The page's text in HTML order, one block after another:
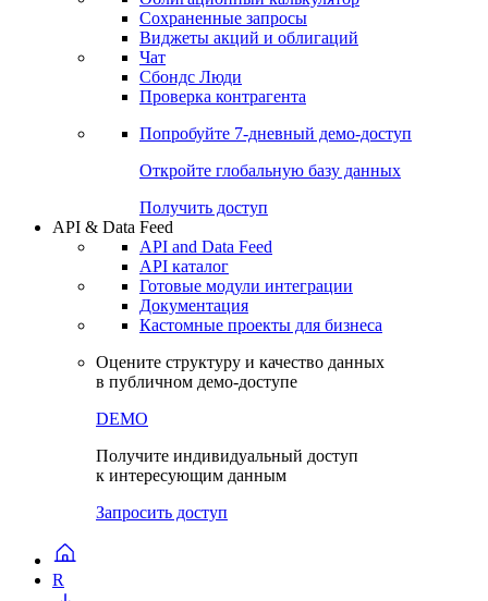
Сохраненные запросы
Виджеты акций и облигаций
Чат
Сбондс Люди
Проверка контрагента
Попробуйте 7-дневный демо-доступ
Откройте глобальную базу данных
Получить доступ
API & Data Feed
API and Data Feed
API каталог
Готовые модули интеграции
Документация
Кастомные проекты для бизнеса
Оцените структуру и качество данных
в публичном демо-доступе
DEMO
Получите индивидуальный доступ
к интересующим данным
Запросить доступ
R